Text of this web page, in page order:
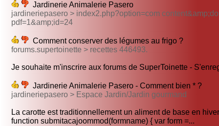
Jardinerie Animalerie Pasero
jardineriepasero > index2.php?option=com content&amp;do
pdf=1&amp;id=24
Comment conserver des légumes au frigo ?
forums.supertoinette > recettes 446493.
Je souhaite m'inscrire aux forums de SuperToinette -
Jardinerie Animalerie Pasero - Comment bien * ?
jardineriepasero > Espace Jardin/Jardin gourmand
La carotte est traditionnellement un aliment de base en
function submitacajoommod(formname) { var form =...